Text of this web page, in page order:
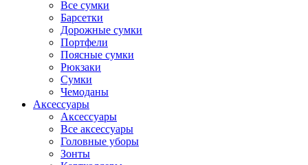
Все сумки
Барсетки
Дорожные сумки
Портфели
Поясные сумки
Рюкзаки
Сумки
Чемоданы
Аксессуары
Аксессуары
Все аксессуары
Головные уборы
Зонты